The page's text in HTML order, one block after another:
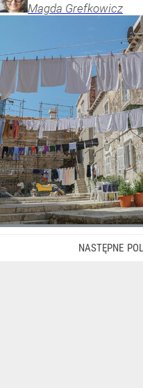
Magda Grefkowicz